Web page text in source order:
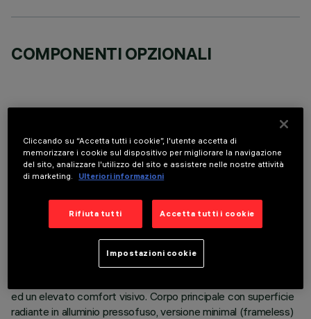
COMPONENTI OPZIONALI
DATI TECNICI
ULTIMO AGGIORNAMENTO: 01/08/2026
ottici per sorgenti LED - ottica fissa. Nonostante le
dimensioni extra-compatte del prodotto, la tecnologia
ed un elevato comfort visivo. Corpo principale con superficie
radiante in alluminio pressofuso, versione minimal (frameless)
Cliccando su “Accetta tutti i cookie”, l'utente accetta di
memorizzare i cookie sul dispositivo per migliorare la navigazione
del sito, analizzare l'utilizzo del sito e assistere nelle nostre attività
di marketing.
Ulteriori informazioni
Rifiuta tutti Accetta tutti i cookie
Impostazioni cookie